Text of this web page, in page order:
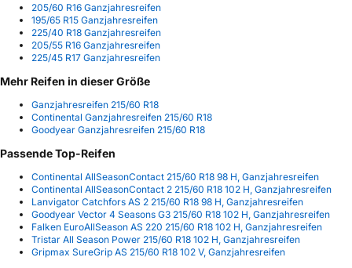
205/60 R16 Ganzjahresreifen
195/65 R15 Ganzjahresreifen
225/40 R18 Ganzjahresreifen
205/55 R16 Ganzjahresreifen
225/45 R17 Ganzjahresreifen
Mehr Reifen in dieser Größe
Ganzjahresreifen 215/60 R18
Continental Ganzjahresreifen 215/60 R18
Goodyear Ganzjahresreifen 215/60 R18
Passende Top-Reifen
Continental AllSeasonContact 215/60 R18 98 H, Ganzjahresreifen
Continental AllSeasonContact 2 215/60 R18 102 H, Ganzjahresreifen
Lanvigator Catchfors AS 2 215/60 R18 98 H, Ganzjahresreifen
Goodyear Vector 4 Seasons G3 215/60 R18 102 H, Ganzjahresreifen
Falken EuroAllSeason AS 220 215/60 R18 102 H, Ganzjahresreifen
Tristar All Season Power 215/60 R18 102 H, Ganzjahresreifen
Gripmax SureGrip AS 215/60 R18 102 V, Ganzjahresreifen